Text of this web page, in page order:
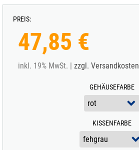
PREIS:
47,85 €
inkl. 19% MwSt. | zzgl. Versandkosten
GEHÄUSEFARBE
KISSENFARBE